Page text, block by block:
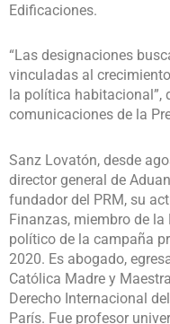
Edificaciones.
“Las designaciones
vinculadas al
la política
comunicaciones de la
Sanz Lovatón, desde
director general de
fundador del PRM, su
Finanzas, miembro de
político de la campaña
2020. Es abogado,
Católica Madre y
Derecho Internacional
París. Fue profesor